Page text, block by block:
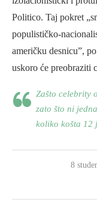
Politico. Taj pokret
populističko-
američku desnicu”,
uskoro će preobraziti
Zašto celebrity
zato što ni
koliko košta 12
8